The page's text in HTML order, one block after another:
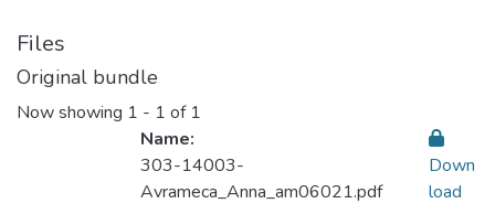
Files
Original bundle
Now showing 1 - 1 of 1
Name:
303-14003-
Avrameca_Anna_am06021.pdf
Down
load